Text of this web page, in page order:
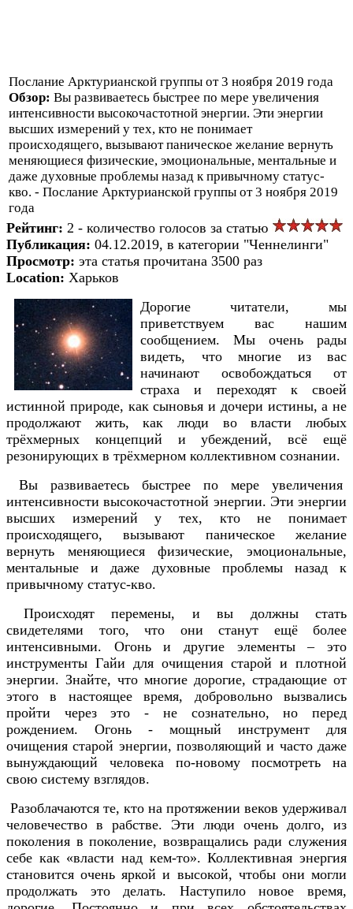
Послание Арктурианской группы от 3 ноября 2019 года
Обзор: Вы развиваетесь быстрее по мере увеличения
интенсивности высокочастотной энергии. Эти энергии
высших измерений у тех, кто не понимает
происходящего, вызывают паническое желание вернуть
меняющиеся физические, эмоциональные, ментальные и
даже духовные проблемы назад к привычному статус-
кво. - Послание Арктурианской группы от 3 ноября 2019
года
Рейтинг: 2 - количество голосов за статью
Публикация: 04.12.2019, в категории "Ченнелинги"
Просмотр: эта статья прочитана 3500 раз
Location: Харьков
Дорогие читатели, мы
приветствуем вас нашим
сообщением. Мы очень рады
видеть, что многие из вас
начинают освобождаться от
страха и переходят к своей
истинной природе, как сыновья и дочери истины, а не
продолжают жить, как люди во власти любых
трёхмерных концепций и убеждений, всё ещё
резонирующих в трёхмерном коллективном сознании.
Вы развиваетесь быстрее по мере увеличения
интенсивности высокочастотной энергии. Эти энергии
высших измерений у тех, кто не понимает
происходящего, вызывают паническое желание
вернуть меняющиеся физические, эмоциональные,
ментальные и даже духовные проблемы назад к
привычному статус-кво.
Происходят перемены, и вы должны стать
свидетелями того, что они станут ещё более
интенсивными. Огонь и другие элементы – это
инструменты Гайи для очищения старой и плотной
энергии. Знайте, что многие дорогие, страдающие от
этого в настоящее время, добровольно вызвались
пройти через это - не сознательно, но перед
рождением. Огонь - мощный инструмент для
очищения старой энергии, позволяющий и часто даже
вынуждающий человека по-новому посмотреть на
свою систему взглядов.
Разоблачаются те, кто на протяжении веков удерживал
человечество в рабстве. Эти люди очень долго, из
поколения в поколение, возвращались ради служения
себе как «власти над кем-то». Коллективная энергия
становится очень яркой и высокой, чтобы они могли
продолжать это делать. Наступило новое время,